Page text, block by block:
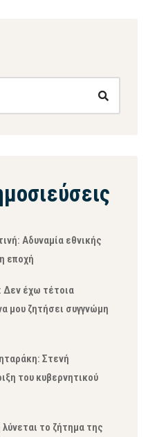
Αδυναμία εθνικής
εποχή
έχω τέτοια
μου ζητήσει συγγνώμη
Στενή
του κυβερνητικού
το ζήτημα της